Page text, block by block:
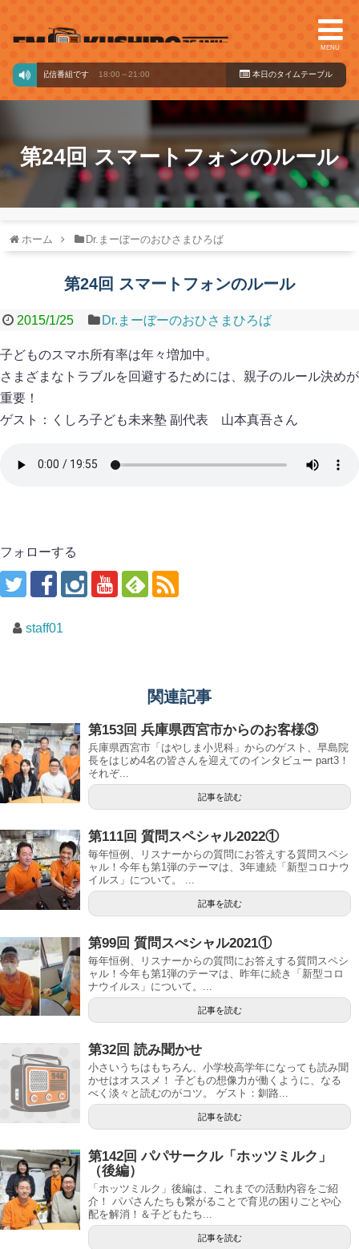
MENU
らの配信番組です 18:00～21:00 本日のタイ ムテーブル
第24回 スマートフォンのルール
ホーム Dr.まーぼーのおひさまひろば
第24回 スマートフォンのルール
2015/1/25 Dr.まーぼーのおひさまひろば
子どものスマホ所有率は年々増加中。
さまざまなトラブルを回避するためには、親子のルール決めが
重要！
ゲスト：くしろ子ども未来塾 副代表 山本真吾さん
フォローする
staff01
関連記事
第153回 兵庫県西宮市からのお客様③
兵庫県西宮市「はやしま小児科」からのゲスト、早島院
長をはじめ4名の皆さんを迎えてのインタビュー part3！
それぞ...
記事を読む
第111回 質問スペシャル2022①
毎年恒例、リスナーからの質問にお答えする質問スペシ
ャル！今年も第1弾のテーマは、3年連続「新型コロナウ
イルス」について。 ...
記事を読む
第99回 質問スぺシャル2021①
毎年恒例、リスナーからの質問にお答えする質問スペシ
ャル！今年も第1弾のテーマは、昨年に続き「新型コロ
ナウイルス」について。...
記事を読む
第32回 読み聞かせ
小さいうちはもちろん、小学校高学年になっても読み聞
かせはオススメ！ 子どもの想像力が働くように、なる
べく淡々と読むのがコツ。 ゲスト：釧路...
記事を読む
第142回 パパサークル「ホッツミルク」
（後編）
「ホッツミルク」後編は、これまでの活動内容をご紹
介！ パパさんたちも繋がることで育児の困りごとや心
配を解消！＆子どもたち...
記事を読む